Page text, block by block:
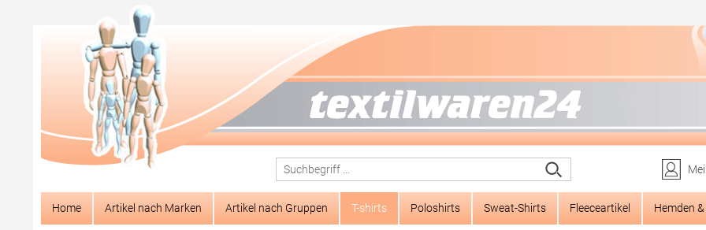
Zur Hauptnavigation springen
Home Artikel nach Marken Artikel nach Gruppen T-shirts Poloshirts Sweat-Shirts Fleeceartikel Hemden